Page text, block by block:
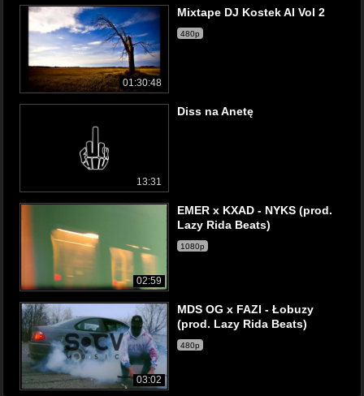
01:30:48
Mixtape DJ Kostek AI Vol 2
480p
13:31
Diss na Anetę
02:59
EMER x KXAD - NYKS (prod.
Lazy Rida Beats)
1080p
03:02
MDS OG x FAZI - Łobuzy
(prod. Lazy Rida Beats)
480p